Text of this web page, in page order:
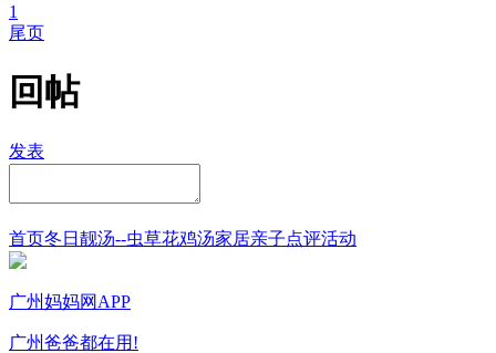
1
尾页
回帖
发表
首页冬日靓汤--虫草花鸡汤家居亲子点评活动
广州妈妈网APP
广州爸爸都在用!